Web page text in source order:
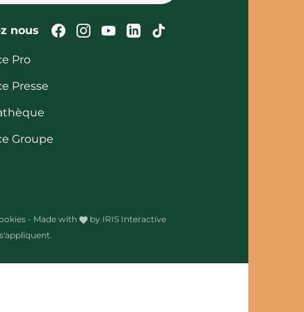
nous Suivez-nous sur Facebook
Suivez-nous sur Instagram
Suivez-nous sur Youtube
Suivez-nous sur
Pro
Presse
Groupe
- Made with by IRIS Interactive